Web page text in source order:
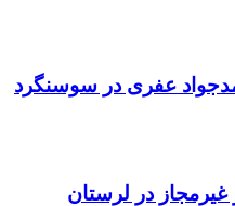
عفری در سوسنگرد